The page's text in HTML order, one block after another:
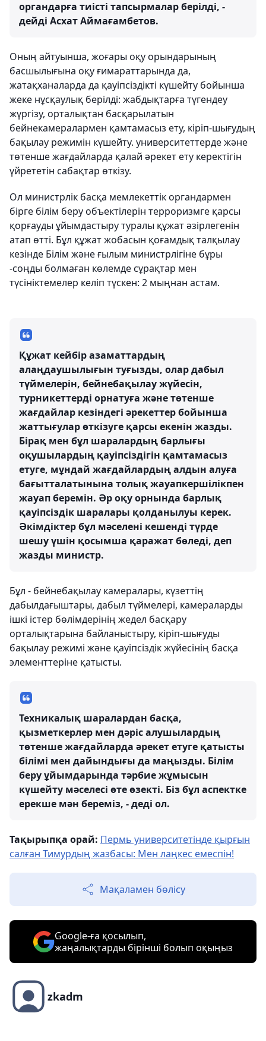
органдарға тиісті тапсырмалар берілді, -
дейді Асхат Аймағамбетов.
Оның айтуынша, жоғары оқу орындарының
басшылығына оқу ғимараттарында да,
жатақханаларда да қауіпсіздікті күшейту бойынша
жеке нұсқаулық берілді: жабдықтарға түгендеу
жүргізу, орталықтан басқарылатын
бейнекамералармен қамтамасыз ету, кіріп-шығудың
бақылау режимін күшейту. университеттерде және
төтенше жағдайларда қалай әрекет ету керектігін
үйрететін сабақтар өткізу.
Ол министрлік басқа мемлекеттік органдармен
бірге білім беру объектілерін терроризмге қарсы
қорғауды ұйымдастыру туралы құжат әзірлегенін
атап өтті. Бұл құжат жобасын қоғамдық талқылау
кезінде Білім және ғылым министрлігіне бұры
-соңды болмаған көлемде сұрақтар мен
түсініктемелер келіп түскен: 2 мыңнан астам.
Құжат кейбір азаматтардың
алаңдаушылығын туғызды, олар дабыл
түймелерін, бейнебақылау жүйесін,
турникеттерді орнатуға және төтенше
жағдайлар кезіндегі әрекеттер бойынша
жаттығулар өткізуге қарсы екенін жазды.
Бірақ мен бұл шаралардың барлығы
оқушылардың қауіпсіздігін қамтамасыз
етуге, мұндай жағдайлардың алдын алуға
бағытталатынына толық жауапкершілікпен
жауап беремін. Әр оқу орнында барлық
қауіпсіздік шаралары қолданылуы керек.
Әкімдіктер бұл мәселені кешенді түрде
шешу үшін қосымша қаражат бөледі, деп
жазды министр.
Бұл - бейнебақылау камералары, күзеттің
дабылдағыштары, дабыл түймелері, камераларды
ішкі істер бөлімдерінің жедел басқару
орталықтарына байланыстыру, кіріп-шығуды
бақылау режимі және қауіпсіздік жүйесінің басқа
элементтеріне қатысты.
Техникалық шаралардан басқа,
қызметкерлер мен дәріс алушылардың
төтенше жағдайларда әрекет етуге қатысты
білімі мен дайындығы да маңызды. Білім
беру ұйымдарында тәрбие жұмысын
күшейту мәселесі өте өзекті. Біз бұл аспектке
ерекше мән береміз, - деді ол.
Тақырыпқа орай: Пермь университетінде қырғын
салған Тимурдың жазбасы: Мен лаңкес емеспін!
Мақаламен бөлісу
Google-ға қосылып,
жаңалықтарды бірінші болып оқыңыз
zkadm